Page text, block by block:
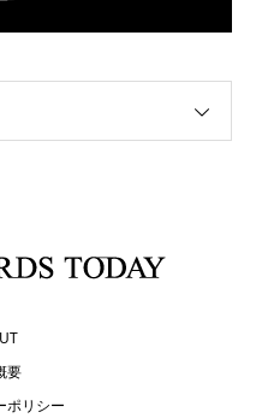
要
ポリシー